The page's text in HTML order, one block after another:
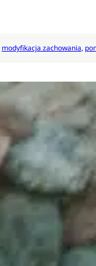
modyfikacja zachowania,